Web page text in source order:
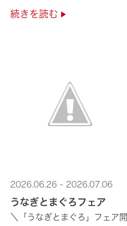
・濃厚な甘みの「北海道ほたて
続きを読む
2026.06.26 - 2026.07.06
うなぎとまぐろフェア
＼「うなぎとまぐろ」フェア